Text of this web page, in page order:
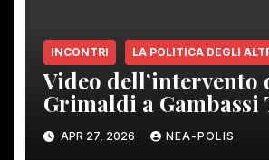
INCONTRI LA POLITICA DEGLI
Video dell’intervento
Grimaldi a Gambassi
APR 27, 2026 NEA-POLIS